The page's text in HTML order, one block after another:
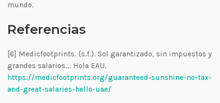
mundo.
Referencias
[6] Medicfootprints. (s.f.). Sol garantizado, sin impuestos y
grandes salarios... Hola EAU.
https://medicfootprints.org/guaranteed-sunshine-no-tax-
and-great-salaries-hello-uae/